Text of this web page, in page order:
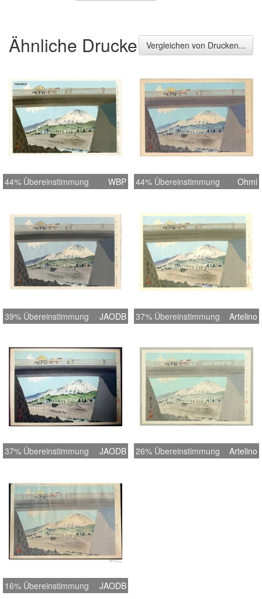
Ähnliche Drucke Vergleichen von Drucken...
44% Übereinstimmung WBP 44% Übereinstimmung Ohmi
39% Übereinstimmung JAODB 37% Übereinstimmung Artelino
37% Übereinstimmung JAODB 26% Übereinstimmung Artelino
16% Übereinstimmung JAODB